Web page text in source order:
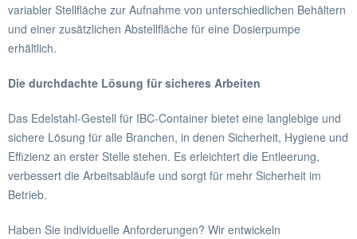
variabler Stellfläche zur Aufnahme von unterschiedlichen Behältern
und einer zusätzlichen Abstellfläche für eine Dosierpumpe
erhältlich.
Die durchdachte Lösung für sicheres Arbeiten
Das Edelstahl-Gestell für IBC-Container bietet eine langlebige und
sichere Lösung für alle Branchen, in denen Sicherheit, Hygiene und
Effizienz an erster Stelle stehen. Es erleichtert die Entleerung,
verbessert die Arbeitsabläufe und sorgt für mehr Sicherheit im
Betrieb.
Haben Sie individuelle Anforderungen? Wir entwickeln